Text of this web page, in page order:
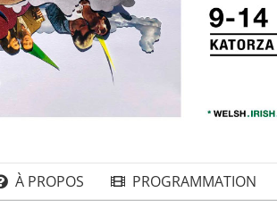
À PROPOS PROGRAMMATION